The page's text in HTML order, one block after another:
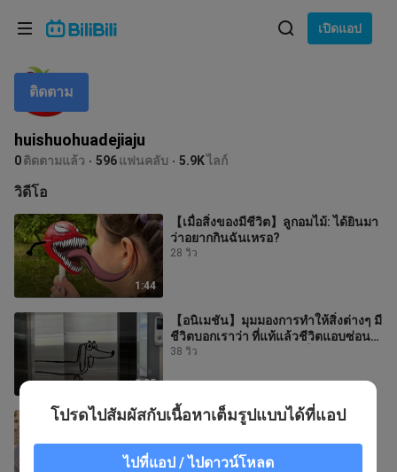
เปิดแอป
huishuohuadejiaju
0ติดตามแล้ว 596แฟนคลับ 5.9Kไลก์
ติดตาม
วิดีโอ
1:44
【เมื่อสิ่งของมีชีวิต】ลูกอมไม้: ได้ยินมา
ว่าอยากกินฉันเหรอ?
28 วิว
3:05
【อนิเมชัน】มุมมองการทำให้สิ่งต่างๆ มี
ชีวิตบอกเราว่า ที่แท้แล้วชีวิตแอบซ่อน
“ความสุข” เอาไว้ในทุกๆ ที่
38 วิว
【อนิเมะ】“เมื่อสิ่งของถูกทำให้มีชีวิต
ภาษา: ภาษาไทย
ข้าสู่
ะบบ
เลือกภาษา
English
ภาษาไทย
Tiếng Việt
Bahasa Melayu
โปรดไปสัมผัสกับเนื้อหาเต็มรูปแบบได้ที่แอป
ไปที่แอป / ไปดาวน์โหลด